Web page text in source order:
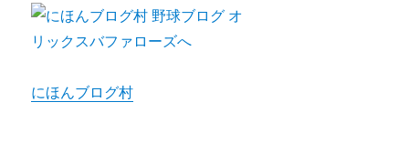
にほんブログ村